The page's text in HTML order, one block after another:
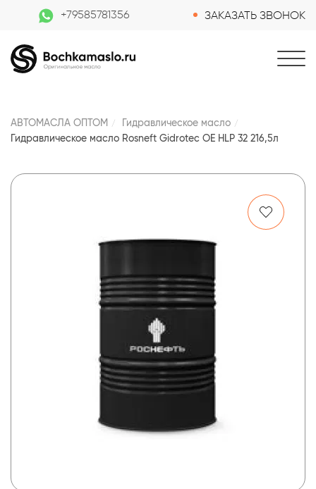
+79585781356 ЗАКАЗАТЬ ЗВОНОК
АВТОМАСЛА ОПТОМ
Гидравлическое масло
Гидравлическое масло Rosneft Gidrotec OE HLP 32 216,5л